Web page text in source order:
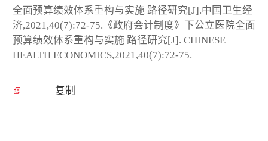
全面预算绩效体系重构与实施 路径研究[J].中国卫生经
济,2021,40(7):72-75.《政府会计制度》下公立医院全面
预算绩效体系重构与实施 路径研究[J]. CHINESE
HEALTH ECONOMICS,2021,40(7):72-75.
复制